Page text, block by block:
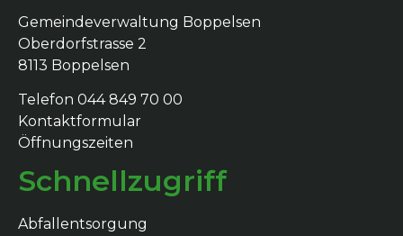
Gemeindeverwaltung Boppelsen
Oberdorfstrasse 2
8113 Boppelsen
Telefon 044 849 70 00
Kontaktformular
Öffnungszeiten
Schnellzugriff
Abfallentsorgung